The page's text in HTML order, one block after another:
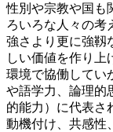
性別や宗教や国も
ろいろな人々の考
強さより更に強靱
しい価値を作り上
環境で協働してい
や語学力、論理的
的能力）に代表さ
動機付け、共感性